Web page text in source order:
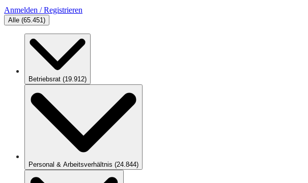
Anmelden / Registrieren
Alle (65.451)
Betriebsrat (19.912)
Personal & Arbeitsverhältnis (24.844)